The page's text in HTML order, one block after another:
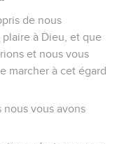
sobres, ayant revêtu
pour casque
mais à
Jésus Christ,
avec lui.